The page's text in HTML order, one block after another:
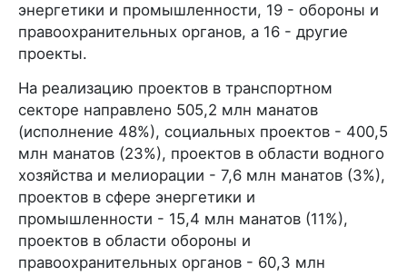
энергетики и промышленности, 19 - обороны и
правоохранительных органов, а 16 - другие
проекты.
На реализацию проектов в транспортном
секторе направлено 505,2 млн манатов
(исполнение 48%), социальных проектов - 400,5
млн манатов (23%), проектов в области водного
хозяйства и мелиорации - 7,6 млн манатов (3%),
проектов в сфере энергетики и
промышленности - 15,4 млн манатов (11%),
проектов в области обороны и
правоохранительных органов - 60,3 млн